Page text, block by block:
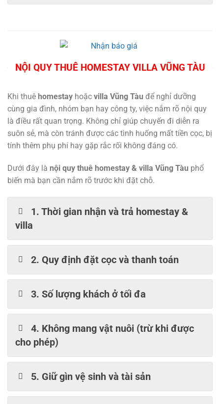
NỘI QUY THUÊ HOMESTAY VILLA VŨNG TÀU
Khi thuê homestay hoặc villa Vũng Tàu để nghỉ dưỡng
cùng gia đình, nhóm bạn hay công ty, việc nắm rõ nội quy
là điều rất quan trọng. Không chỉ giúp chuyến đi diễn ra
suôn sẻ, mà còn tránh được các tình huống mất tiền cọc, bị
tính thêm phụ phí hay gặp rắc rối không đáng có.
Dưới đây là nội quy thuê homestay & villa Vũng Tàu phổ
biến mà bạn cần nắm rõ trước khi đặt chỗ.
1. Thời gian nhận và trả homestay &
villa
2. Quy định đặt cọc và thanh toán
3. Số lượng khách ở tối đa
4. Không mang vật nuôi (trừ khi được
cho phép)
5. Giữ gìn vệ sinh và tài sản